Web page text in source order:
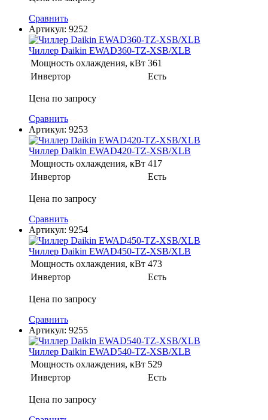
Сравнить
Артикул: 9252
Чиллер Daikin EWAD360-TZ-XSB/XLB
Мощность охлаждения, кВт 361
Инвертор
Есть
Цена по запросу
Сравнить
Артикул: 9253
Чиллер Daikin EWAD420-TZ-XSB/XLB
Мощность охлаждения, кВт 417
Инвертор
Есть
Цена по запросу
Сравнить
Артикул: 9254
Чиллер Daikin EWAD450-TZ-XSB/XLB
Мощность охлаждения, кВт 473
Инвертор
Есть
Цена по запросу
Сравнить
Артикул: 9255
Чиллер Daikin EWAD540-TZ-XSB/XLB
Мощность охлаждения, кВт 529
Инвертор
Есть
Цена по запросу